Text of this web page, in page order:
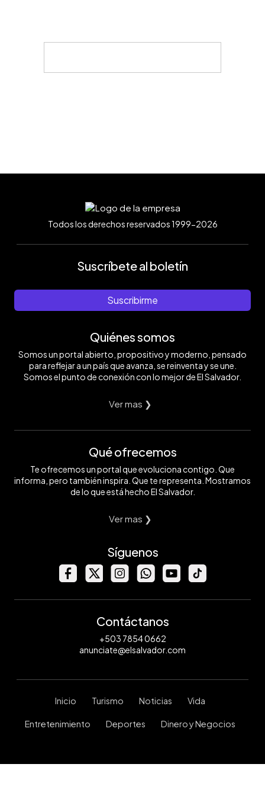
Todos los derechos reservados 1999-2026
Suscríbete al boletín
Suscribirme
Quiénes somos
Somos un portal abierto, propositivo y moderno, pensado
para reflejar a un país que avanza, se reinventa y se une.
Somos el punto de conexión con lo mejor de El Salvador.
Ver mas ❯
Qué ofrecemos
Te ofrecemos un portal que evoluciona contigo. Que
informa, pero también inspira. Que te representa. Mostramos
de lo que está hecho El Salvador.
Ver mas ❯
Síguenos
Contáctanos
+503 7854 0662
anunciate@elsalvador.com
Inicio Turismo Noticias Vida
Entretenimiento Deportes Dinero y Negocios